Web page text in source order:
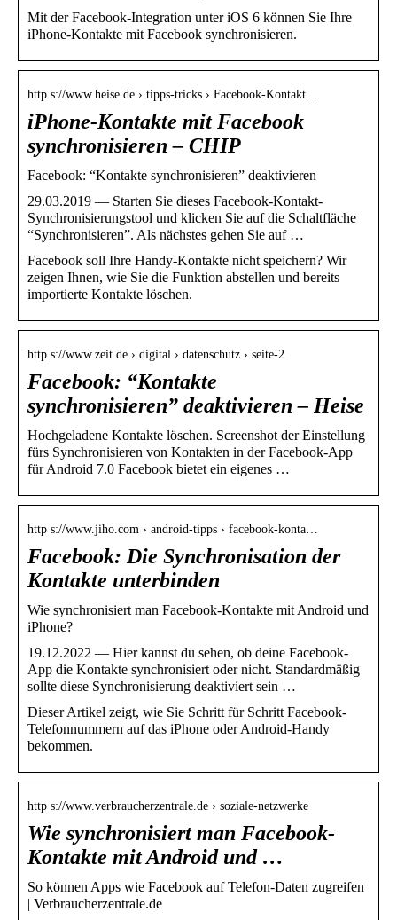
Mit der Facebook-Integration unter iOS 6 können Sie Ihre
iPhone-Kontakte mit Facebook synchronisieren.
http s://www.heise.de › tipps-tricks › Facebook-Kontakt…
iPhone-Kontakte mit Facebook
synchronisieren – CHIP
Facebook: “Kontakte synchronisieren” deaktivieren
29.03.2019 — Starten Sie dieses Facebook-Kontakt-
Synchronisierungstool und klicken Sie auf die Schaltfläche
“Synchronisieren”. Als nächstes gehen Sie auf …
Facebook soll Ihre Handy-Kontakte nicht speichern? Wir
zeigen Ihnen, wie Sie die Funktion abstellen und bereits
importierte Kontakte löschen.
http s://www.zeit.de › digital › datenschutz › seite-2
Facebook: “Kontakte
synchronisieren” deaktivieren – Heise
Hochgeladene Kontakte löschen. Screenshot der Einstellung
fürs Synchronisieren von Kontakten in der Facebook-App
für Android 7.0 Facebook bietet ein eigenes …
http s://www.jiho.com › android-tipps › facebook-konta…
Facebook: Die Synchronisation der
Kontakte unterbinden
Wie synchronisiert man Facebook-Kontakte mit Android und
iPhone?
19.12.2022 — Hier kannst du sehen, ob deine Facebook-
App die Kontakte synchronisiert oder nicht. Standardmäßig
sollte diese Synchronisierung deaktiviert sein …
Dieser Artikel zeigt, wie Sie Schritt für Schritt Facebook-
Telefonnummern auf das iPhone oder Android-Handy
bekommen.
http s://www.verbraucherzentrale.de › soziale-netzwerke
Wie synchronisiert man Facebook-
Kontakte mit Android und …
So können Apps wie Facebook auf Telefon-Daten zugreifen
| Verbraucherzentrale.de